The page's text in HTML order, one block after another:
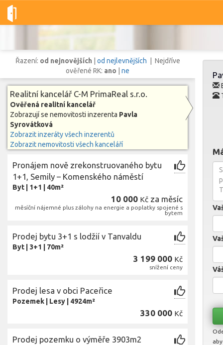
Dobré-nemovitosti.cz C-M PrimaReal s.r.o. Pavla
Vše Pozemky
Lokalita
Lokalita
Lokalita
Cena
Řazení: od nejnovějších od nejlevnějších | Nejdříve
ověřené RK: ano ne
Realitní kancelář C-M PrimaReal s.r.o.
Ověřená realitní kancelář
Zobrazují se nemovitosti inzerenta Pavla
Syrovátková
Zobrazit inzeráty všech inzerentů
Zobrazit nemovitosti všech kanceláří
Pronájem nově zrekonstruovaného bytu
1+1, Semily – Komenského náměstí
Byt 1+1 40m²
10 000 Kč za měsíc
měsíční nájemné plus zálohy na energie a poplatky spojené s
bytem
Prodej bytu 3+1 s lodžií v Tanvaldu
Byt 3+1 70m²
3 199 000 Kč
snížení ceny
Prodej lesa v obci Paceřice
Pozemek Lesy 4924m²
330 000 Kč
Prodej pozemku o výměře 3903m2